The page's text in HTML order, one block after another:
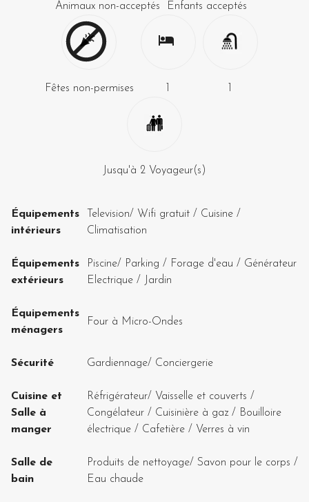
Animaux non-acceptés Enfants acceptés
Fêtes non-permises
Jusqu'à 2 Voyageur(s)
Équipements
intérieurs
Television/ Wifi gratuit / Cuisine /
Climatisation
Équipements
extérieurs
Piscine/ Parking / Forage d'eau / Générateur
Electrique / Jardin
Équipements
ménagers
Four à Micro-Ondes
Sécurité Gardiennage/ Conciergerie
Cuisine et
Salle à
manger
Réfrigérateur/ Vaisselle et couverts /
Congélateur / Cuisinière à gaz / Bouilloire
électrique / Cafetière / Verres à vin
Salle de
bain
Produits de nettoyage/ Savon pour le corps /
Eau chaude